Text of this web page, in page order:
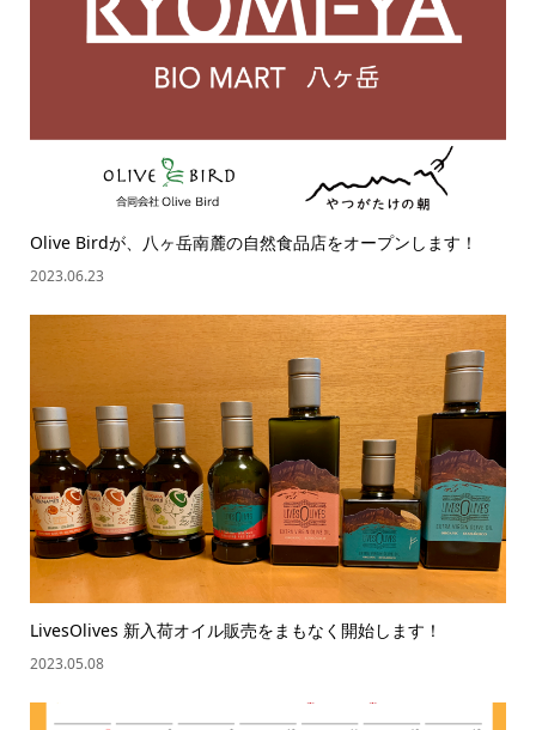
Olive Birdが、八ヶ岳南麓の自然食品店をオープンします！
2023.06.23
LivesOlives 新入荷オイル販売をまもなく開始します！
2023.05.08